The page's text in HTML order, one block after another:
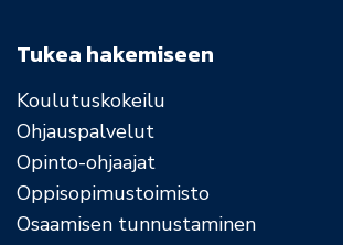
Tukea hakemiseen
Koulutuskokeilu
Ohjauspalvelut
Opinto-ohjaajat
Oppisopimustoimisto
Osaamisen tunnustaminen